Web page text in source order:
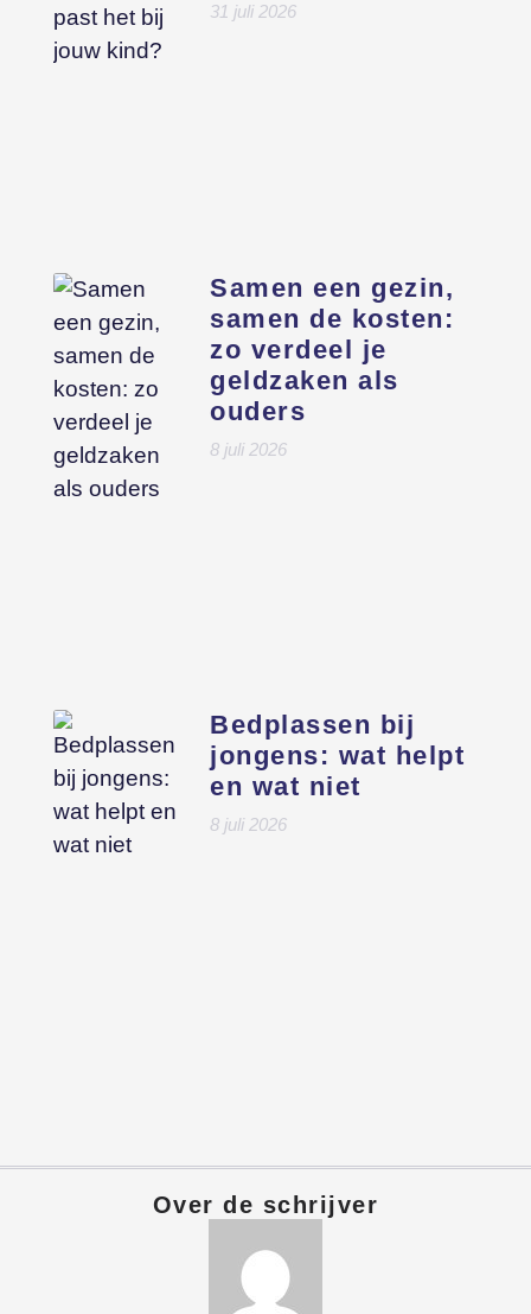
31 juli 2026
Samen een gezin,
samen de kosten:
zo verdeel je
geldzaken als
ouders
8 juli 2026
Bedplassen bij
jongens: wat helpt
en wat niet
8 juli 2026
Over de schrijver